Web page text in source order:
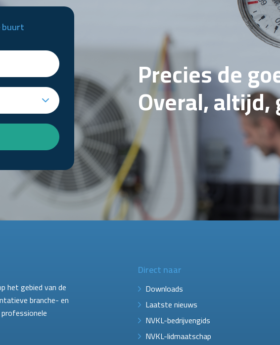
buurt
Precies de
Overal,
het gebied van de
branche- en
Direct naar
Downloads
Laatste nieuws
NVKL-bedrijvengids
NVKL-lidmaatschap